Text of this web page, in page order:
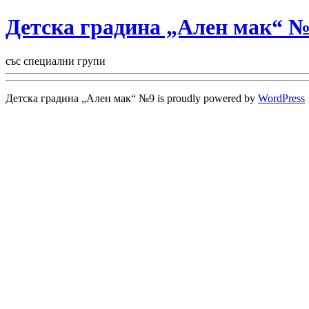
Детска градина „Ален мак“
със специални групи
Детска градина „Ален мак“ №9 is proudly powered by WordPress